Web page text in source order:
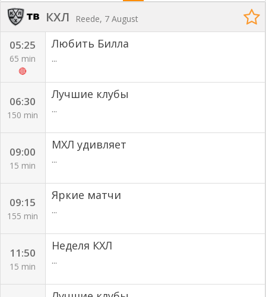
КХЛ Reede, 7 August
05:25
65 min
🔴
Любить Билла
...
06:30
150 min
Лучшие клубы
...
09:00
15 min
МХЛ удивляет
...
09:15
155 min
Яркие матчи
...
11:50
15 min
Неделя КХЛ
...